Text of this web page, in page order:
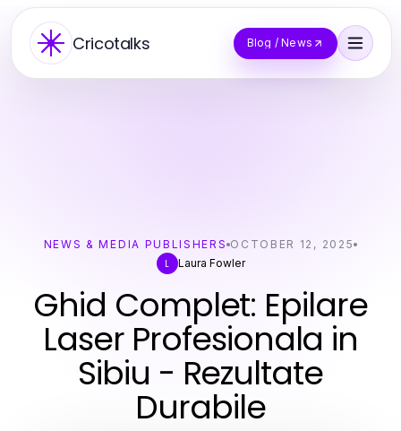
Cricotalks Blog / News
NEWS & MEDIA PUBLISHERS OCTOBER 12, 2025
L
Laura Fowler
Ghid Complet: Epilare
Laser Profesionala in
Sibiu - Rezultate
Durabile